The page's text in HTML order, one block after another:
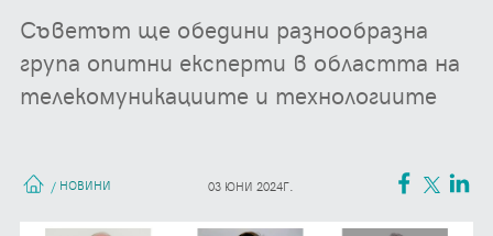
Съветът ще обедини разнообразна
група опитни експерти в областта на
телекомуникациите и технологиите
/ НОВИНИ 03 ЮНИ 2024Г.